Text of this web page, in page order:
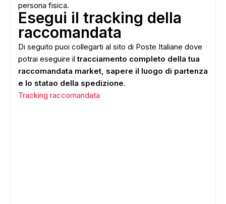
persona fisica.
Esegui il tracking della
raccomandata
Di seguito puoi collegarti al sito di Poste Italiane dove
potrai eseguire iltracciamento completo della tua
raccomandata market, sapere il luogo di partenza
e lo statao della spedizione.
Tracking raccomandata